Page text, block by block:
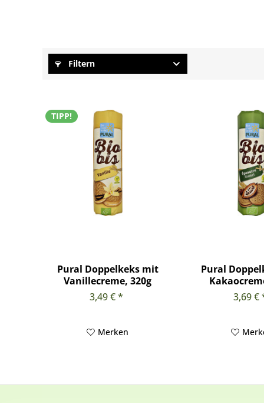
Filtern
TIPP!
Pural Doppelkeks mit
Vanillecreme, 320g
3,49 € *
Merken
Pural
3,69 €